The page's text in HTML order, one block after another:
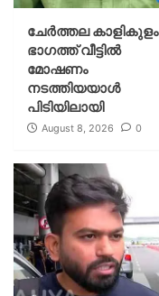
ചേർത്തല കാളികുളം
ഭാഗത്ത് വീട്ടിൽ
മോഷണം
നടത്തിയയാൾ
പിടിയിലായി
August 8, 2026 0